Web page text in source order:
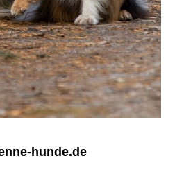
hunde.de